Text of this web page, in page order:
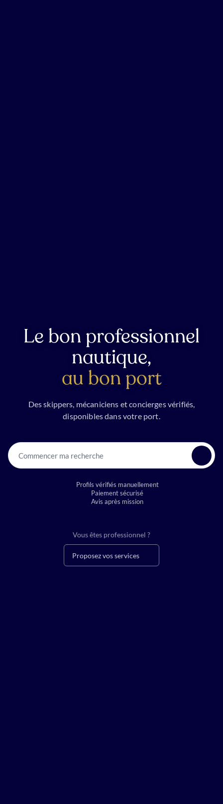
Le bon professionnel
nautique,
au bon port
Des skippers, mécaniciens et concierges vérifiés,
disponibles dans votre port.
Commencer ma recherche
Profils vérifiés manuellement
Paiement sécurisé
Avis après mission
Vous êtes professionnel ?
Proposez vos services